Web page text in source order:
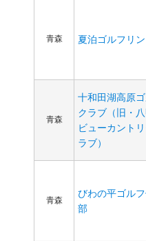
青森 夏泊ゴルフリ
青森
十和田湖高原
クラブ（旧・八
ビューカント
ラブ）
青森
びわの平ゴル
部